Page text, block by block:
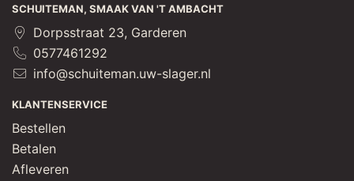
SCHUITEMAN, SMAAK VAN 'T AMBACHT
Dorpsstraat 23, Garderen
0577461292
info@schuiteman.uw-slager.nl
KLANTENSERVICE
Bestellen
Betalen
Afleveren